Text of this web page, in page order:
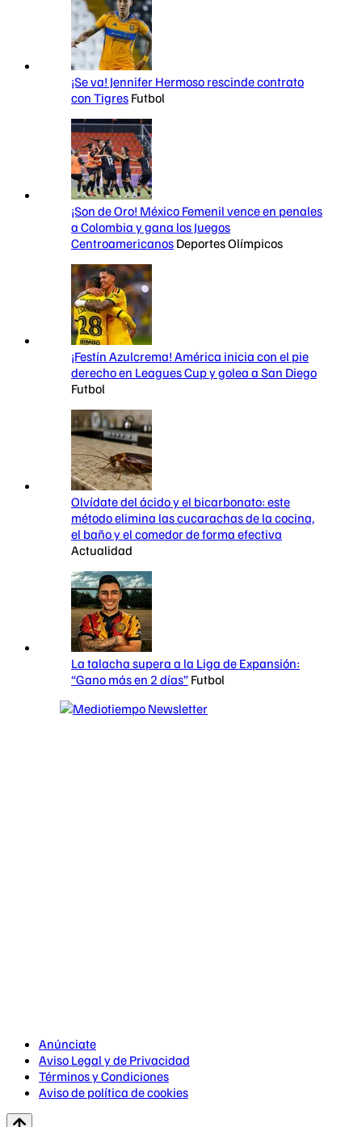
¡Se va! Jennifer Hermoso rescinde contrato
con Tigres Futbol
¡Son de Oro! México Femenil vence en penales
a Colombia y gana los Juegos
Centroamericanos Deportes Olímpicos
¡Festín Azulcrema! América inicia con el pie
derecho en Leagues Cup y golea a San Diego
Futbol
Olvídate del ácido y el bicarbonato: este
método elimina las cucarachas de la cocina,
el baño y el comedor de forma efectiva
Actualidad
La talacha supera a la Liga de Expansión:
“Gano más en 2 días” Futbol
Anúnciate
Aviso Legal y de Privacidad
Términos y Condiciones
Aviso de política de cookies